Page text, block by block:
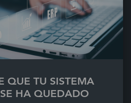
QUE TU SISTEMA
HA QUEDADO